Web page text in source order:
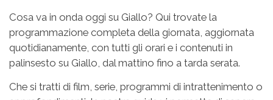
Cosa va in onda oggi su Giallo? Qui trovate la
programmazione completa della giornata, aggiornata
quotidianamente, con tutti gli orari e i contenuti in
palinsesto su Giallo, dal mattino fino a tarda serata.
Che si tratti di film, serie, programmi di intrattenimento o